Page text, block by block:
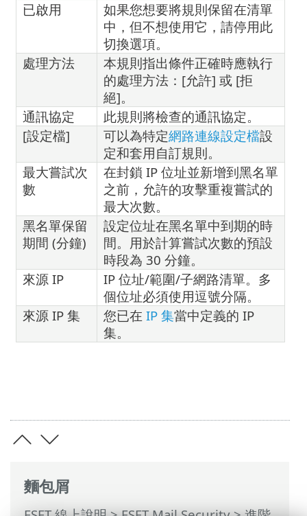
麵包屑
已啟用
如果您想要將規則保留在清單
中，但不想使用它，請停用此
切換選項。
處理方法
本規則指出條件正確時應執行
的處理方法：[允許] 或 [拒
絕]。
通訊協定
此規則將檢查的通訊協定。
[設定檔]
可以為特定網路連線設定檔設
定和套用自訂規則。
最大嘗試次
數
在封鎖 IP 位址並新增到黑名單
之前，允許的攻擊重複嘗試的
最大次數。
黑名單保留
期間 (分鐘)
設定位址在黑名單中到期的時
間。用於計算嘗試次數的預設
時段為 30 分鐘。
來源 IP
IP 位址/範圍/子網路清單。多
個位址必須使用逗號分隔。
來源 IP 集
您已在 IP 集當中定義的 IP
集。